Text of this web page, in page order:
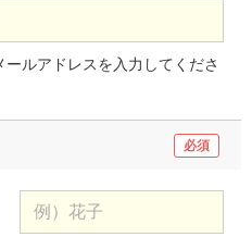
ルアドレスを入力してくださ
必須